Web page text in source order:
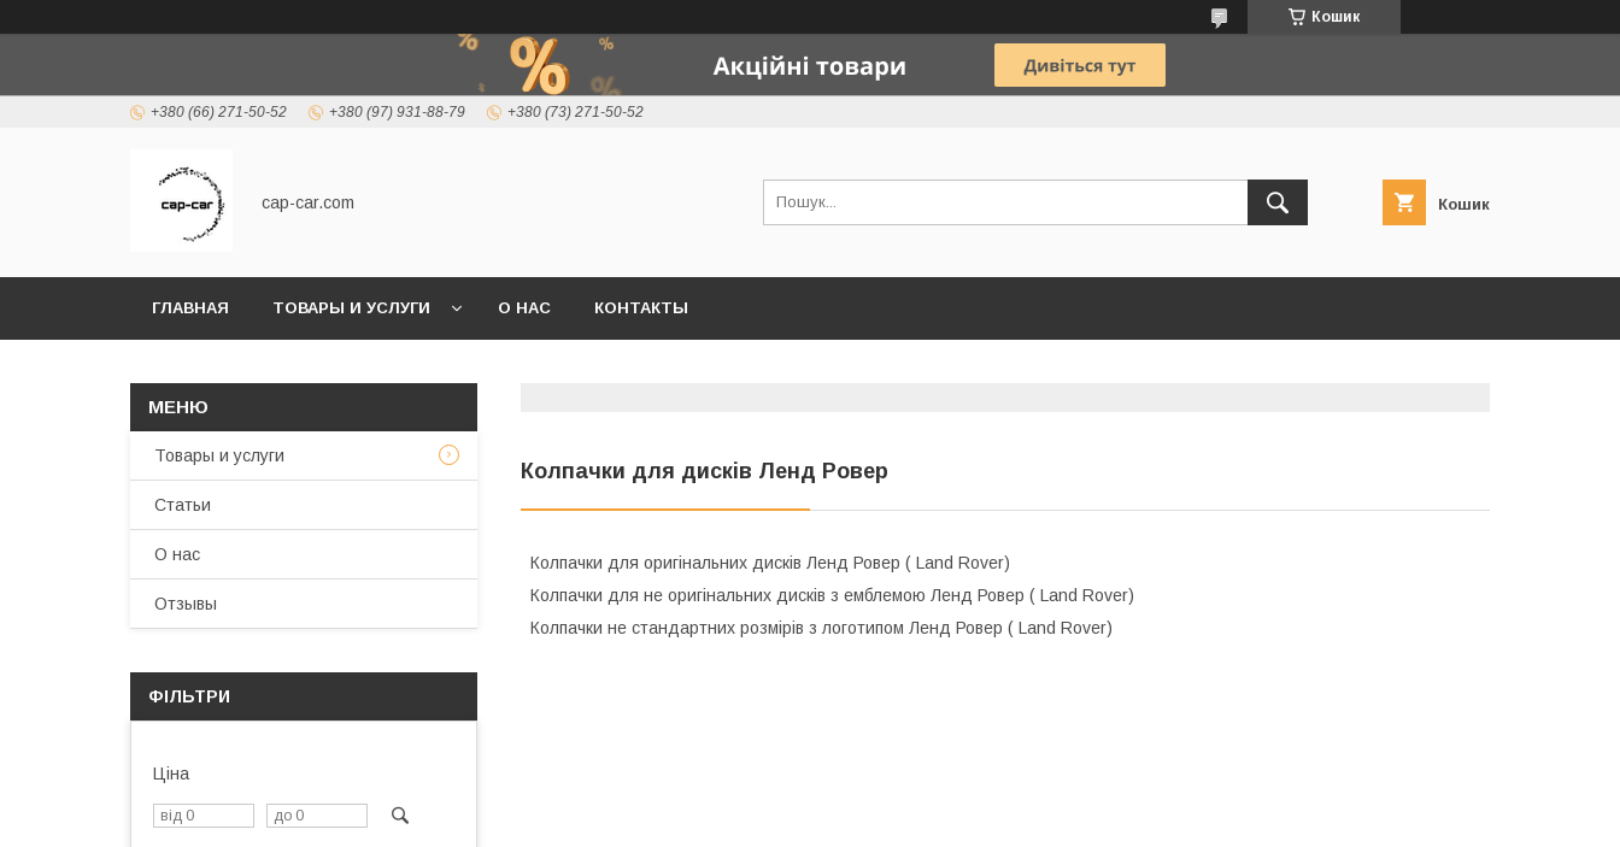
Кошик
+380 (66) 271-50-52 +380 (97) 931-88-79 +380 (73) 271-50-52
cap-car.com Кошик
ГЛАВНАЯ ТОВАРЫ И УСЛУГИ О НАС КОНТАКТЫ
Колпачки для дисків Ленд Ровер
Колпачки для оригінальних дисків Ленд Ровер ( Land Rover)
Колпачки для не оригінальних дисків з емблемою Ленд Ровер ( Land Rover)
Колпачки не стандартних розмірів з логотипом Ленд Ровер ( Land Rover)
Товары и услуги
Статьи
О нас
Отзывы
ФІЛЬТРИ
Ціна